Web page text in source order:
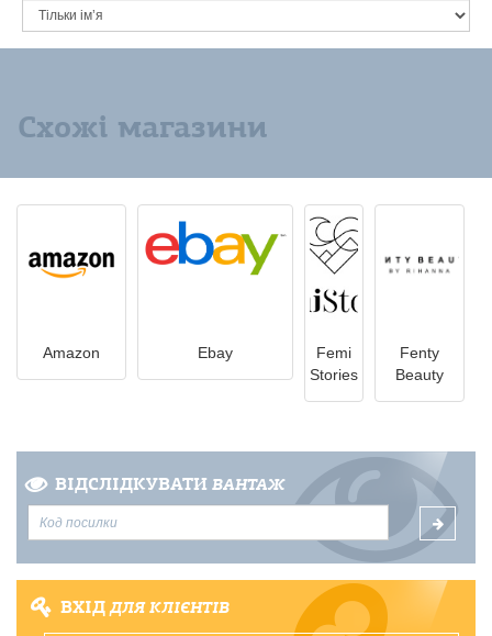
Схожі магазини
Amazon Ebay
Femi
Stories
Fenty
Beauty
ВІДСЛІДКУВАТИ ВАНТАЖ
ВХІДДЛЯ КЛІЄНТІВ